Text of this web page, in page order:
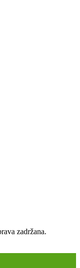
zadržana.